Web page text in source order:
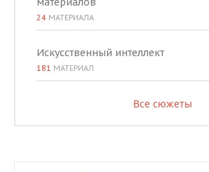
24 МАТЕРИАЛА
Искусственный интеллект
181 МАТЕРИАЛ
Все сюжеты